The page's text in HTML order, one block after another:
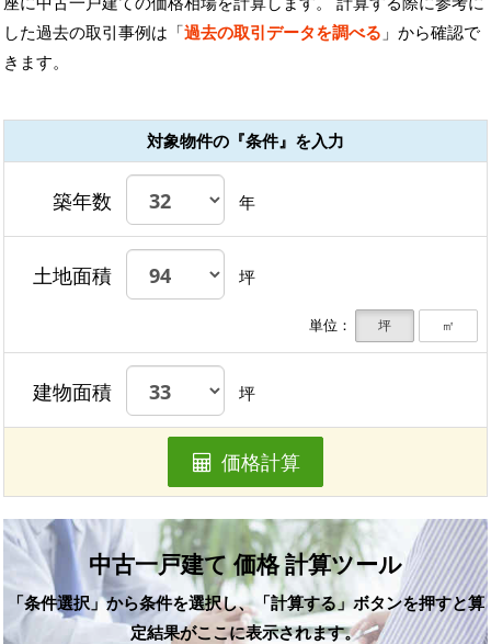
した過去の取引事例は「過去の取引データを調べる 」から確認で
きます。
対象物件の『条件』を入力
築年数 年
土地面積 坪
単位： 坪 ㎡
建物面積 坪
価格計算
中古一戸建て 価格 計算ツール
「条件選択」から条件を選択し、「計算する」ボタンを押すと算
定結果がここに表示されます。